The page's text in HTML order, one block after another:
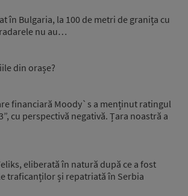
în Bulgaria, la 100 de metri de granița cu
nu au…
din orașe?
financiară Moody`s a menținut ratingul
cu perspectivă negativă. Țara noastră a
eliberată în natură după ce a fost
traficanților și repatriată în Serbia